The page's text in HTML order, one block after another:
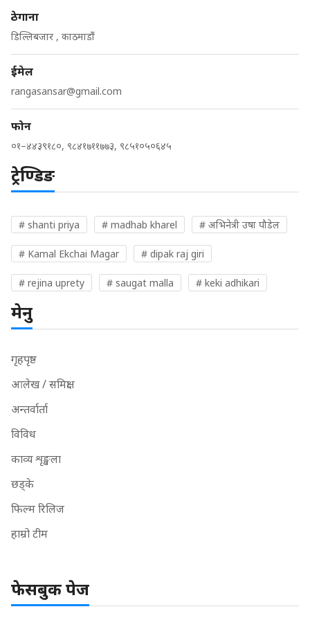
ठेगाना
डिल्लिबजार , काठमाडौं
ईमेल
rangasansar@gmail.com
फोन
०१–४४३९१८०, ९८४१७११७७३, ९८५१०५०६४५
ट्रेण्डिङ
# shanti priya # madhab kharel # अभिनेत्री उषा पौडेल
# Kamal Ekchai Magar # dipak raj giri
# rejina uprety # saugat malla # keki adhikari
मेनु
गृहपृष्ठ
आलेख / समिक्षा
अन्तर्वार्ता
विविध
काव्य शृङ्खला
छड्के
फिल्म रिलिज
हाम्रो टीम
फेसबुक पेज